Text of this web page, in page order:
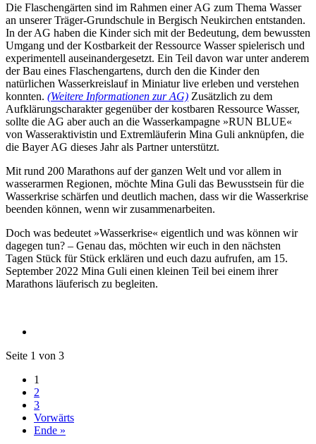
Die Flaschengärten sind im Rahmen einer AG zum Thema Wasser
an unserer Träger-Grundschule in Bergisch Neukirchen entstanden.
In der AG haben die Kinder sich mit der Bedeutung, dem bewussten
Umgang und der Kostbarkeit der Ressource Wasser spielerisch und
experimentell auseinandergesetzt. Ein Teil davon war unter anderem
der Bau eines Flaschengartens, durch den die Kinder den
natürlichen Wasserkreislauf in Miniatur live erleben und verstehen
konnten. (Weitere Informationen zur AG) Zusätzlich zu dem
Aufklärungscharakter gegenüber der kostbaren Ressource Wasser,
sollte die AG aber auch an die Wasserkampagne »RUN BLUE«
von Wasseraktivistin und Extremläuferin Mina Guli anknüpfen, die
die Bayer AG dieses Jahr als Partner unterstützt.
Mit rund 200 Marathons auf der ganzen Welt und vor allem in
wasserarmen Regionen, möchte Mina Guli das Bewusstsein für die
Wasserkrise schärfen und deutlich machen, dass wir die Wasserkrise
beenden können, wenn wir zusammenarbeiten.
Doch was bedeutet »Wasserkrise« eigentlich und was können wir
dagegen tun? – Genau das, möchten wir euch in den nächsten
Tagen Stück für Stück erklären und euch dazu aufrufen, am 15.
September 2022 Mina Guli einen kleinen Teil bei einem ihrer
Marathons läuferisch zu begleiten.
Seite 1 von 3
1
2
3
Vorwärts
Ende »